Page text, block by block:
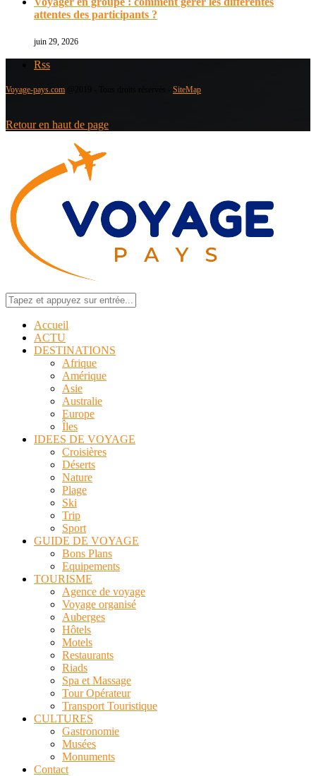
attentes des participants ?
juin 29, 2026
Rss
Voyage-pays.com SiteMap
Retour en haut de page
Accueil
ACTU
DESTINATIONS
Afrique
Amérique
Asie
Australie
Europe
Îles
IDEES DE VOYAGE
Croisières
Déserts
Nature
Plage
Ski
Trip
Sport
GUIDE DE VOYAGE
Bons Plans
Equipements
TOURISME
Agence de voyage
Voyage organisé
Auberges
Hôtels
Motels
Restaurants
Riads
Spa et Massage
Tour Opérateur
Transport Touristique
CULTURES
Gastronomie
Musées
Monuments
Contact